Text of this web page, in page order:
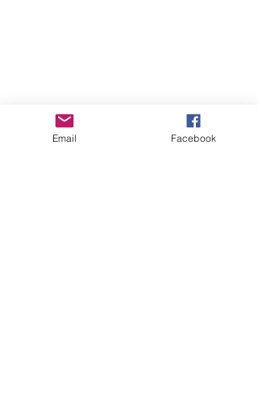
Email Facebook